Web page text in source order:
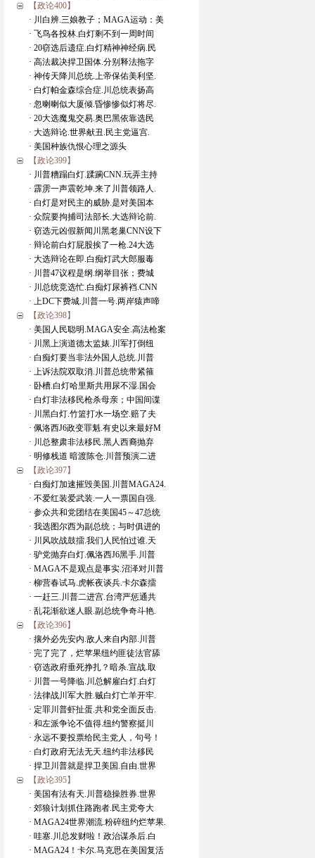
【政论400】
· 川白辨.三娘教子；MAGA运动：美
· 飞鸟各投林.白灯剩不到一周时间
· 20窃选后遗症.白灯精神神经病.民
· 高法裁决捍卫国体.分别释法拖字
· 神传天降川总统.上帝保佑美利坚.
· 白灯帕金森综合症.川总统表扬高
· 忽喇喇似大厦倾.昏惨惨似灯将尽.
· 20大选魔鬼交易.奥巴黑依靠选民
· 大选辩论.世界献丑.民主党逼宫.
· 美国种族仇恨心理之源头
【政论399】
· 川普糟蹋白灯.蹂躏CNN.玩弄主持
· 霹雳一声震乾坤.来了川普领路人.
· 白灯是对民主的威胁.是对美国本
· 众院要拘捕司法部长.大选辩论前.
· 窃选元凶假新闻川黑老巢CNN设下
· 辩论前白灯屁股挨了一枪.24大选
· 大选辩论在即.白痴灯武大郎服毒
· 川普47议程是纲.纲举目张；费城
· 川总统竞选忙.白痴灯尿裤裆.CNN
· 上DC下费城.川普一号.两岸猿声啼
【政论398】
· 美国人民聪明.MAGA安全.高法枪案
· 川黑上演道德太监婊.川军打倒纽
· 白痴灯要当非法外国人总统.川普
· 上诉法院双取消.川普总统带紧箍
· 卧槽.白灯哈里斯共用尿不湿.国会
· 白灯非法移民枪杀母亲；中国间谍
· 川黑白灯.竹篮打水一场空.赔了夫
· 佩洛西J6政变罪魁.有史以来最好M
· 川总整肃非法移民.黑人西裔抛弃
· 明修栈道 暗渡陈仓.川普预演二进
【政论397】
· 白痴灯加速摧毁美国.川普MAGA24.
· 不爱红装爱武装.一人一票国自强.
· 参众共和党团结在美国45～47总统
· 我选图尔西为副总统；与时俱进的
· 川风吹战鼓擂.我们人民怕过谁.天
· 驴党抛弃白灯.佩洛西J6黑手.川普
· MAGA不是观点是事实.沼泽对川普
· 柳营春试马.虎帐夜谈兵.卡尔森擂
· 一赶三.川普二进宫.台湾严惩通共
· 乱花渐欲迷人眼.副总统争奇斗艳.
【政论396】
· 攘外必先安内.敌人来自内部.川普
· 完了完了，烂苹果纽约匪徒法官舔
· 窃选政府垂死挣扎？暗杀.宣战.取
· 川普一号降临.川总解雇白灯.白灯
· 法律战川军大胜.贼白灯亡羊开牢.
· 定罪川普虾扯蛋.共和党全面反击.
· 和左派争论不值得.纽约警察挺川
· 永远不要投票给民主党人，句号！
· 白灯政府无法无天.纽约非法移民
· 捍卫川普就是捍卫美国.自由.世界
【政论395】
· 美国有法有天.川普稳操胜券.世界
· 郊狼计划抓住路跑者.民主党夸大
· MAGA24世界潮流.粉碎纽约烂苹果.
· 哇塞.川总发财啦！政治谋杀后.白
· MAGA24！卡尔.马克思在美国复活